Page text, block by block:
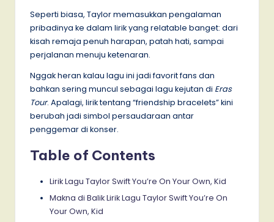
Seperti biasa, Taylor memasukkan pengalaman
pribadinya ke dalam lirik yang relatable banget: dari
kisah remaja penuh harapan, patah hati, sampai
perjalanan menuju ketenaran.
Nggak heran kalau lagu ini jadi favorit fans dan
bahkan sering muncul sebagai lagu kejutan di Eras
Tour. Apalagi, lirik tentang “friendship bracelets” kini
berubah jadi simbol persaudaraan antar
penggemar di konser.
Table of Contents
Lirik Lagu Taylor Swift You’re On Your Own, Kid
Makna di Balik Lirik Lagu Taylor Swift You’re On
Your Own, Kid